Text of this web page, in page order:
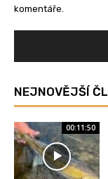
komentáře.
NEJNOVĚJŠÍ
00:11:50